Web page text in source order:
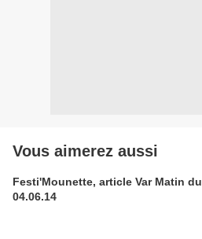
Vous aimerez aussi
Festi'Mounette, article Var Matin du
04.06.14